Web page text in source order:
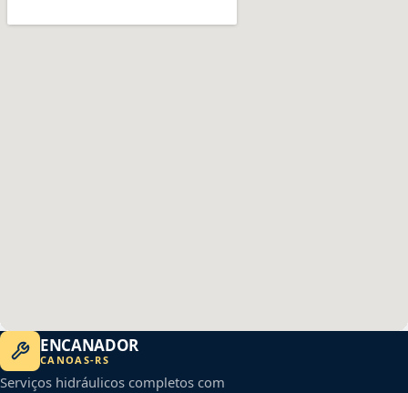
ENCANADOR
CANOAS-RS
Serviços hidráulicos completos com